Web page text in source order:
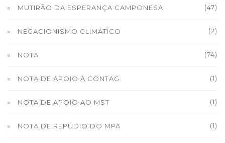
MUTIRÃO DA ESPERANÇA CAMPONESA (47)
NEGACIONISMO CLIMÁTICO (2)
NOTA (74)
NOTA DE APOIO À CONTAG (1)
NOTA DE APOIO AO MST (1)
NOTA DE REPÚDIO DO MPA (1)